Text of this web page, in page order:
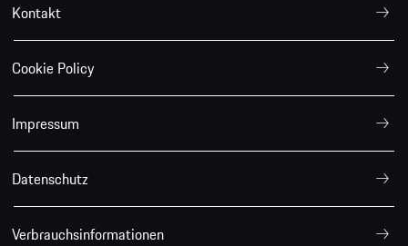
Kontakt
Cookie Policy
Impressum
Datenschutz
Verbrauchsinformationen